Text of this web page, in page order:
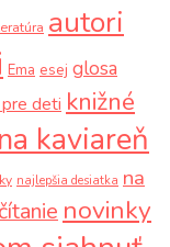
autori
Ema esej glosa
deti knižné
kaviareň
najlepšia desiatka na
novinky